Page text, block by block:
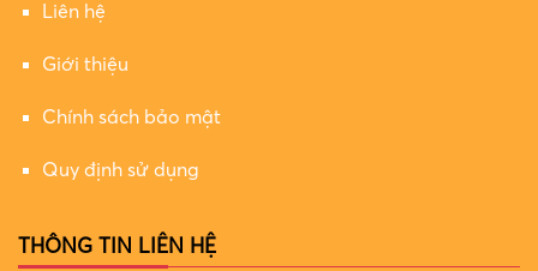
Liên hệ
Giới thiệu
Chính sách bảo mật
Quy định sử dụng
THÔNG TIN LIÊN HỆ